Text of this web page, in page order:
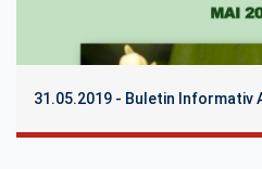
31.05.2019 - Buletin Informativ